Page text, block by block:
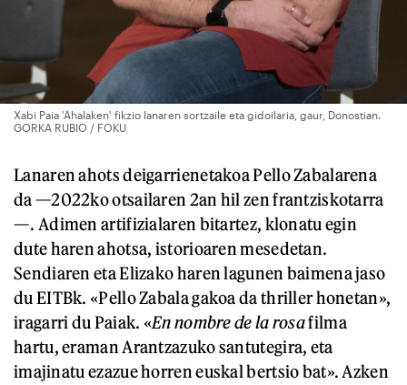
Xabi Paia 'Ahalaken' fikzio lanaren sortzaile eta gidoilaria, gaur, Donostian.
GORKA RUBIO / FOKU
Lanaren ahots deigarrienetakoa Pello Zabalarena
da —2022ko otsailaren 2an hil zen frantziskotarra
—. Adimen artifizialaren bitartez, klonatu egin
dute haren ahotsa, istorioaren mesedetan.
Sendiaren eta Elizako haren lagunen baimena jaso
du EITBk. «Pello Zabala gakoa da thriller honetan»,
iragarri du Paiak. «En nombre de la rosafilma
hartu, eraman Arantzazuko santutegira, eta
imajinatu ezazue horren euskal bertsio bat». Azken